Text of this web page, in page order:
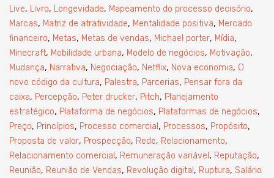
Live, Livro, Longevidade, Mapeamento do processo decisório,
Marcas, Matriz de atratividade, Mentalidade positiva, Mercado
financeiro, Metas, Metas de vendas, Michael porter, Mídia,
Minecraft, Mobilidade urbana, Modelo de negócios, Motivação,
Mudança, Narrativa, Negociação, Netflix, Nova economia, O
novo código da cultura, Palestra, Parcerias, Pensar fora da
caixa, Percepção, Peter drucker, Pitch, Planejamento
estratégico, Plataforma de negócios, Plataformas de negócios,
Preço, Princípios, Processo comercial , Processos, Propósito,
Proposta de valor, Prospecção, Rede, Relacionamento,
Relacionamento comercial , Remuneração variável , Reputação,
Reunião, Reunião de Vendas, Revolução digital , Ruptura, Salário